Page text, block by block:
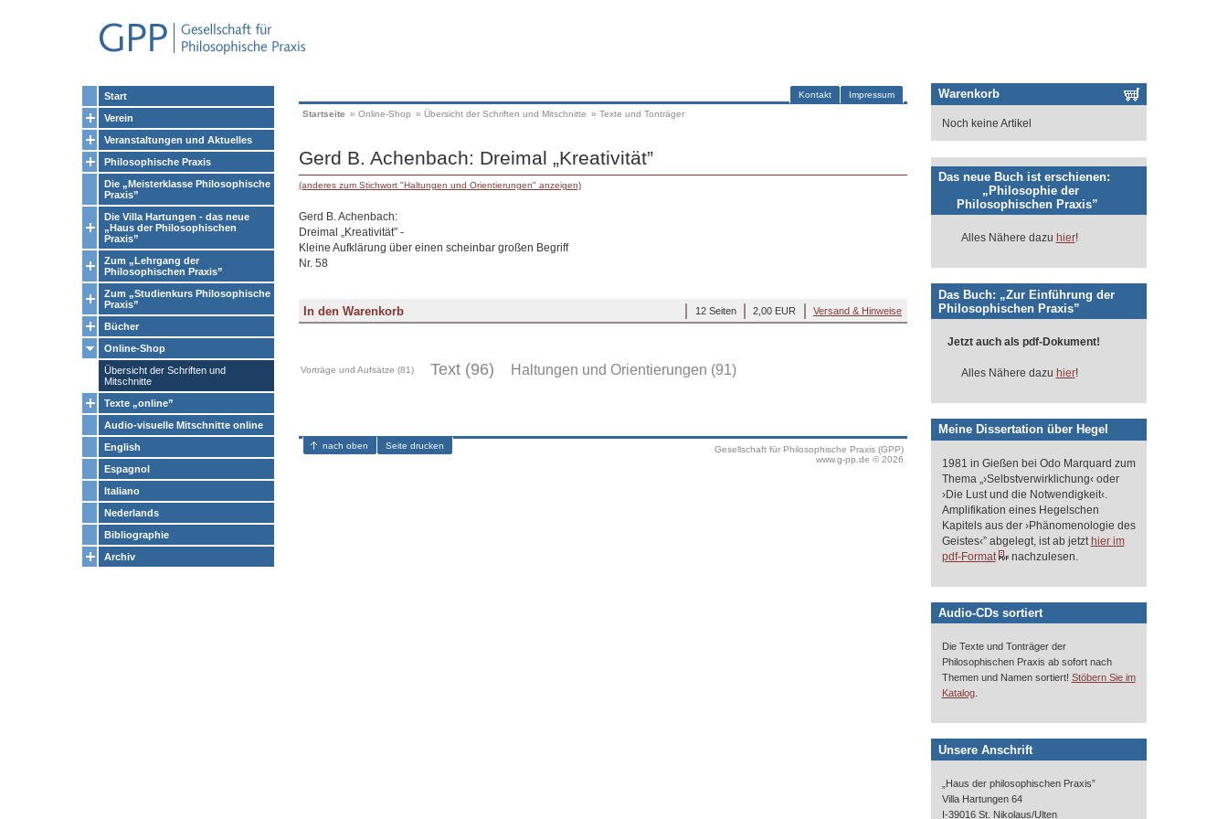
Start
Verein
Veranstaltungen und Aktuelles
Philosophische Praxis
Die „Meisterklasse Philosophische
Praxis”
Die Villa Hartungen - das neue
„Haus der Philosophischen
Praxis”
Zum „Lehrgang der
Philosophischen Praxis”
Zum „Studienkurs Philosophische
Praxis”
Bücher
Online-Shop
Übersicht der Schriften und
Mitschnitte
Texte „online”
Audio-visuelle Mitschnitte online
English
Espagnol
Italiano
Nederlands
Bibliographie
Archiv
Impressum
Kontakt
Startseite » Online-Shop » Übersicht der Schriften und Mitschnitte » Texte und Tonträger
Gerd B. Achenbach: Dreimal „Kreativität”
(anderes zum Stichwort "Haltungen und Orientierungen" anzeigen)
Gerd B. Achenbach:
Dreimal „Kreativität” -
Kleine Aufklärung über einen scheinbar großen Begriff
Nr. 58
Versand & Hinweise
2,00 EUR
12 Seiten
Vorträge und Aufsätze (81) Text (96) Haltungen und Orientierungen (91)
Gesellschaft für Philosophische Praxis (GPP)
www.g-pp.de © 2026
nach oben Seite drucken
Warenkorb
Noch keine Artikel
Das neue Buch ist erschienen:
„Philosophie der
Philosophischen Praxis”
Alles Nähere dazu hier!
Das Buch: „Zur Einführung der
Philosophischen Praxis”
Jetzt auch als pdf-Dokument!
Alles Nähere dazu hier!
Meine Dissertation über Hegel
1981 in Gießen bei Odo Marquard zum
Thema „›Selbstverwirklichung‹ oder
›Die Lust und die Notwendigkeit‹.
Amplifikation eines Hegelschen
Kapitels aus der ›Phänomenologie des
Geistes‹” abgelegt, ist ab jetzt hier im
pdf-Format
nachzulesen.
Audio-CDs sortiert
Die Texte und Tonträger der
Philosophischen Praxis ab sofort nach
Themen und Namen sortiert! Stöbern Sie im
Katalog.
Unsere Anschrift
„Haus der philosophischen Praxis”
Villa Hartungen 64
I-39016 St. Nikolaus/Ulten